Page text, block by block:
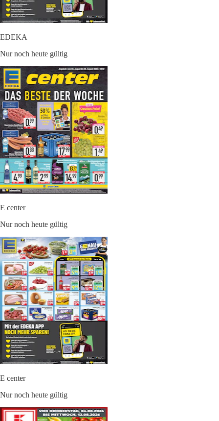
EDEKA
Nur noch heute gültig
E center
Nur noch heute gültig
E center
Nur noch heute gültig